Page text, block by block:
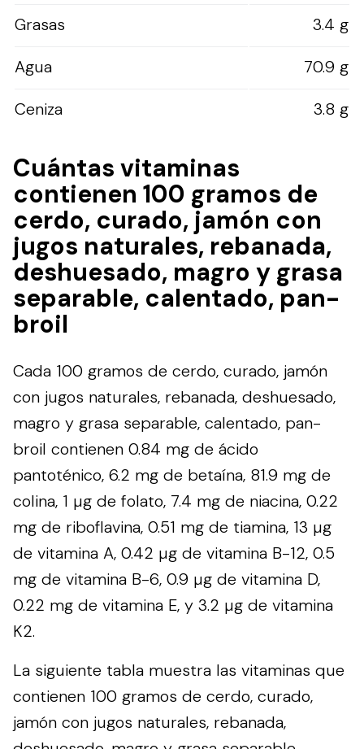
Grasas
3.4 g
Agua
70.9 g
Ceniza
3.8 g
Cuántas vitaminas
contienen 100 gramos de
cerdo, curado, jamón con
jugos naturales, rebanada,
deshuesado, magro y grasa
separable, calentado, pan-
broil
Cada 100 gramos de cerdo, curado, jamón
con jugos naturales, rebanada, deshuesado,
magro y grasa separable, calentado, pan-
broil contienen 0.84 mg de ácido
pantoténico, 6.2 mg de betaína, 81.9 mg de
colina, 1 µg de folato, 7.4 mg de niacina, 0.22
mg de riboflavina, 0.51 mg de tiamina, 13 µg
de vitamina A, 0.42 µg de vitamina B-12, 0.5
mg de vitamina B-6, 0.9 µg de vitamina D,
0.22 mg de vitamina E, y 3.2 µg de vitamina
K2.
La siguiente tabla muestra las vitaminas que
contienen 100 gramos de cerdo, curado,
jamón con jugos naturales, rebanada,